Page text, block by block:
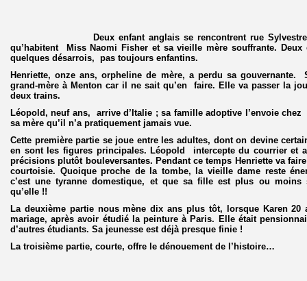
Deux enfant anglais se rencontrent rue Sylvestre
qu’habitent Miss Naomi Fisher et sa vieille mère souffrante.
quelques désarrois, pas toujours enfantins.
Henriette, onze ans, orpheline de mère, a perdu sa gouvernante.
grand-mère à Menton car il ne sait qu’en faire. Elle va passer la
deux trains.
Léopold, neuf ans, arrive d’Italie ; sa famille adoptive l’envoie
sa mère qu’il n’a pratiquement jamais vue.
Cette première partie se joue entre les adultes, dont on devine
en sont les figures principales. Léopold intercepte du courrier et
précisions plutôt bouleversantes. Pendant ce temps Henriette va
courtoisie. Quoique proche de la tombe, la vieille dame reste
c’est une tyranne domestique, et que sa fille est plus ou
qu’elle !!
La deuxième partie nous mène dix ans plus tôt, lorsque Karen
mariage, après avoir étudié la peinture à Paris. Elle était
d’autres étudiants. Sa jeunesse est déjà presque finie !
La troisième partie, courte, offre le dénouement de l’histoire…